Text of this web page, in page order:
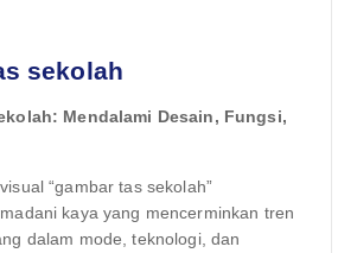
sekolah
Mendalami Desain, Fungsi,
“gambar tas sekolah”
kaya yang mencerminkan tren
dalam mode, teknologi, dan